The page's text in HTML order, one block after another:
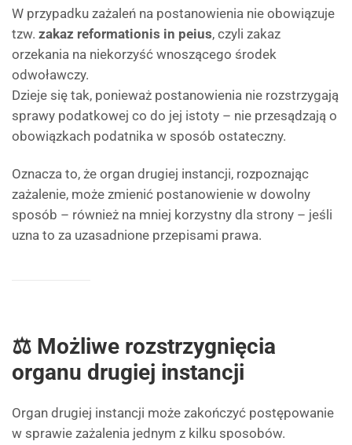
W przypadku zażaleń na postanowienia nie obowiązuje
tzw. zakaz reformationis in peius, czyli zakaz
orzekania na niekorzyść wnoszącego środek
odwoławczy.
Dzieje się tak, ponieważ postanowienia nie rozstrzygają
sprawy podatkowej co do jej istoty – nie przesądzają o
obowiązkach podatnika w sposób ostateczny.
Oznacza to, że organ drugiej instancji, rozpoznając
zażalenie, może zmienić postanowienie w dowolny
sposób – również na mniej korzystny dla strony – jeśli
uzna to za uzasadnione przepisami prawa.
⚖️ Możliwe rozstrzygnięcia
organu drugiej instancji
Organ drugiej instancji może zakończyć postępowanie
w sprawie zażalenia jednym z kilku sposobów.